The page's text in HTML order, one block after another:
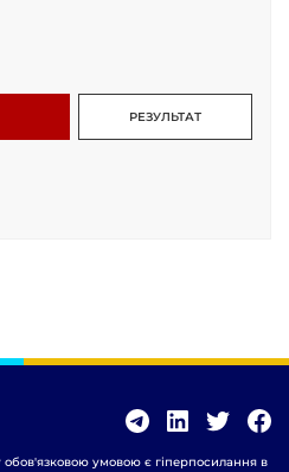
РЕЗУЛЬТАТ
обов'язковою умовою є гіперпосилання в